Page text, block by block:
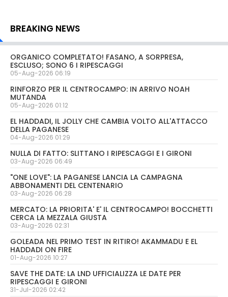
BREAKING NEWS
ORGANICO COMPLETATO! FASANO, A SORPRESA,
ESCLUSO; SONO 6 I RIPESCAGGI
05-Aug-2026 06:19
RINFORZO PER IL CENTROCAMPO: IN ARRIVO NOAH
MUTANDA
05-Aug-2026 01:12
EL HADDADI, IL JOLLY CHE CAMBIA VOLTO ALL'ATTACCO
DELLA PAGANESE
04-Aug-2026 01:29
NULLA DI FATTO: SLITTANO I RIPESCAGGI E I GIRONI
03-Aug-2026 06:49
"ONE LOVE": LA PAGANESE LANCIA LA CAMPAGNA
ABBONAMENTI DEL CENTENARIO
03-Aug-2026 06:28
MERCATO: LA PRIORITA' E' IL CENTROCAMPO! BOCCHETTI
CERCA LA MEZZALA GIUSTA
03-Aug-2026 02:31
GOLEADA NEL PRIMO TEST IN RITIRO! AKAMMADU E EL
HADDADI ON FIRE
01-Aug-2026 10:27
SAVE THE DATE: LA LND UFFICIALIZZA LE DATE PER
RIPESCAGGI E GIRONI
31-Jul-2026 02:42